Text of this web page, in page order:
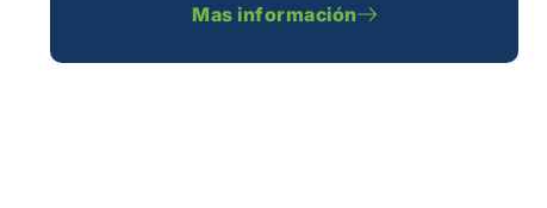
Mas información